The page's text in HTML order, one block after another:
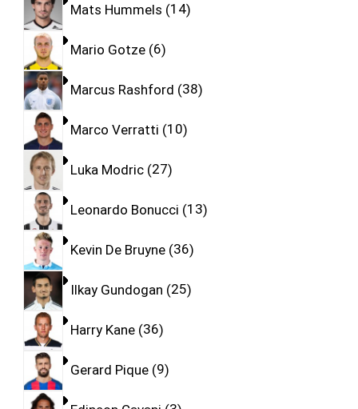
Mats Hummels 14
Mario Gotze 6
Marcus Rashford 38
Marco Verratti 10
Luka Modric 27
Leonardo Bonucci 13
Kevin De Bruyne 36
Ilkay Gundogan 25
Harry Kane 36
Gerard Pique 9